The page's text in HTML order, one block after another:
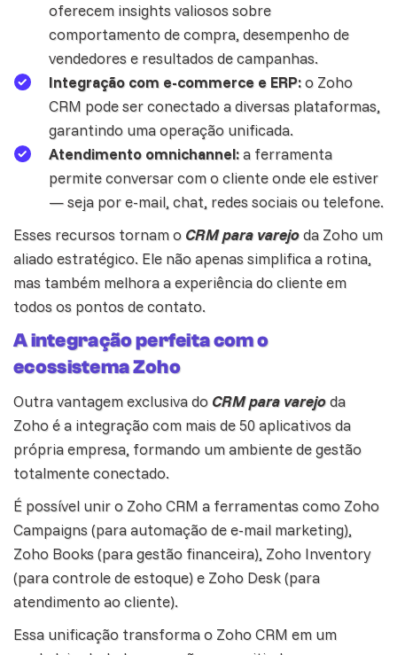
oferecem insights valiosos sobre
comportamento de compra, desempenho de
vendedores e resultados de campanhas.
Integração com e-commerce e ERP:o Zoho
CRM pode ser conectado a diversas plataformas,
garantindo uma operação unificada.
Atendimento omnichannel:a ferramenta
permite conversar com o cliente onde ele estiver
— seja por e-mail, chat, redes sociais ou telefone.
Esses recursos tornam o CRM para varejoda Zoho um
aliado estratégico. Ele não apenas simplifica a rotina,
mas também melhora aexperiência do clienteem
todos os pontos de contato.
A integração perfeita com o
ecossistema Zoho
Outra vantagem exclusiva do CRM para varejoda
Zoho é a integração com mais de 50 aplicativos da
própria empresa, formando um ambiente de gestão
totalmente conectado.
É possível unir o Zoho CRM a ferramentas como Zoho
Campaigns(para automação de e-mail marketing),
Zoho Books (para gestão financeira), Zoho Inventory
(para controle de estoque) e Zoho Desk(para
atendimento ao cliente).
Essa unificação transforma o Zoho CRM em um